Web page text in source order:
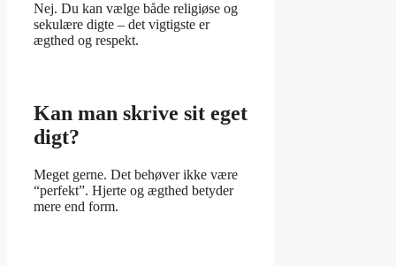
Nej. Du kan vælge både religiøse og
sekulære digte – det vigtigste er
ægthed og respekt.
Kan man skrive sit eget
digt?
Meget gerne. Det behøver ikke være
“perfekt”. Hjerte og ægthed betyder
mere end form.